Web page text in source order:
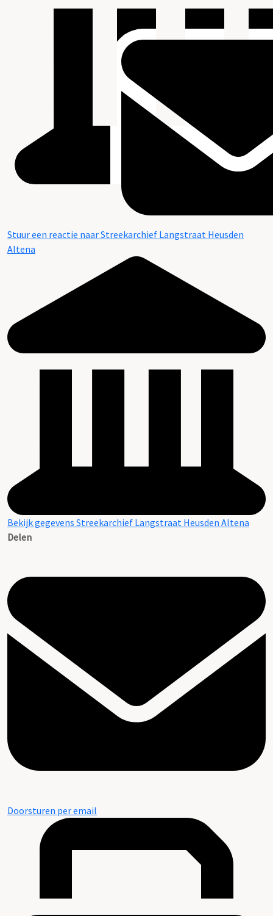
Stuur een reactie naar Streekarchief Langstraat Heusden
Altena
Bekijk gegevens Streekarchief Langstraat Heusden Altena
Delen
Doorsturen per email